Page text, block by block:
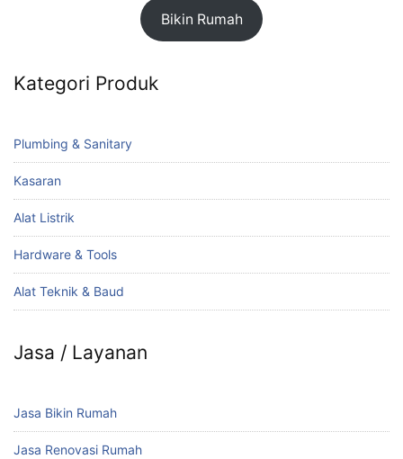
Bikin Rumah
Kategori Produk
Plumbing & Sanitary
Kasaran
Alat Listrik
Hardware & Tools
Alat Teknik & Baud
Jasa / Layanan
Jasa Bikin Rumah
Jasa Renovasi Rumah